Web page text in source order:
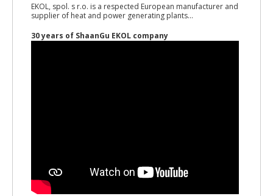
EKOL, spol. s r.o. is a respected European manufacturer and
supplier of heat and power generating plants...
30 years of ShaanGu EKOL company